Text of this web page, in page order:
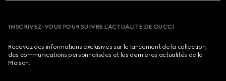
INSCRIVEZ-VOUS POUR SUIVRE L’ACTUALITÉ DE GUCCI
Recevez des informations exclusives sur le lancement de la collection,
des communications personnalisées et les dernières actualités de la
Maison.